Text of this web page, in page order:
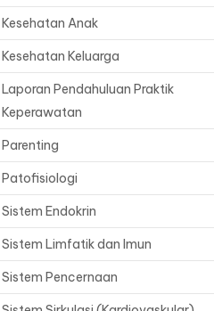
Kesehatan Anak
Kesehatan Keluarga
Laporan Pendahuluan Praktik
Keperawatan
Parenting
Patofisiologi
Sistem Endokrin
Sistem Limfatik dan Imun
Sistem Pencernaan